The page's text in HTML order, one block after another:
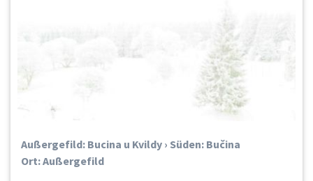
Außergefild: Bucina u Kvildy › Süden: Bučina
Ort: Außergefild